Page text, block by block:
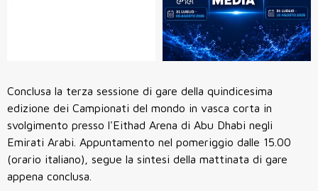
Conclusa la terza sessione di gare della quindicesima
edizione dei Campionati del mondo in vasca corta in
svolgimento presso l'Eithad Arena di Abu Dhabi negli
Emirati Arabi. Appuntamento nel pomeriggio dalle 15.00
(orario italiano), segue la sintesi della mattinata di gare
appena conclusa.